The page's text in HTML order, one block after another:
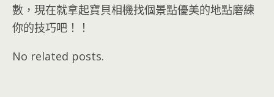
數，現在就拿起寶貝相機找個景點優美的地點磨練
你的技巧吧！！
No related posts.